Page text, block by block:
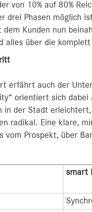
von 10% auf 80%
drei Phasen möglich
dem Kunden nun
alles über die
erfährt auch der
orientiert sich dabei
in der Stadt
radikal. Eine klare,
vom Prospekt, über
smart